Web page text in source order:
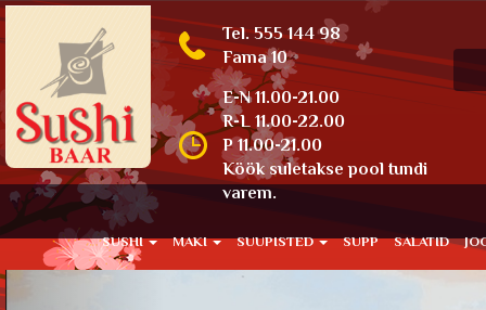
Tel. 555 144 98
Fama 10
E-N 11.00-21.00
R-L 11.00-22.00
P 11.00-21.00
Köök suletakse pool tundi
varem.
SUSHI MAKI SUUPISTED SUPP SALATID